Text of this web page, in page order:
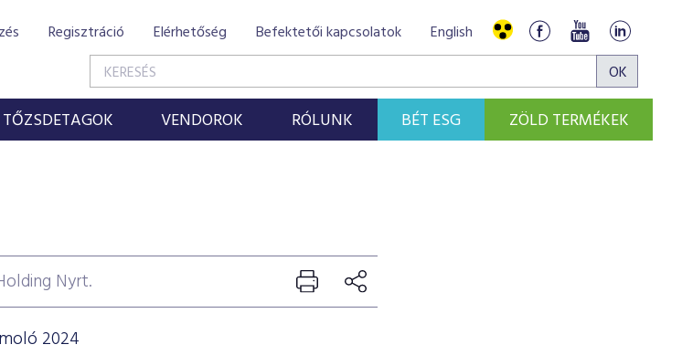
Regisztráció Elérhetőség Befektetői kapcsolatok English
TŐZSDETAGOK VENDOROK RÓLUNK BÉT ESG ZÖLD TERMÉKEK
Nyrt.
2024